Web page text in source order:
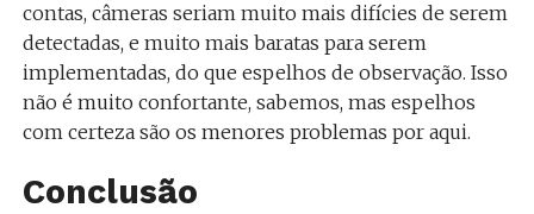
contas, câmeras seriam muito mais difícies de serem
detectadas, e muito mais baratas para serem
implementadas, do que espelhos de observação. Isso
não é muito confortante, sabemos, mas espelhos
com certeza são os menores problemas por aqui.
Conclusão